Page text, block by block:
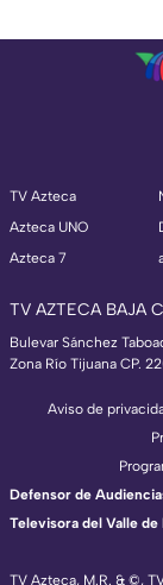
TV Azteca
Azteca UNO
Azteca 7
TV AZTECA BAJA
Bulevar Sánchez
Zona Río Tijuana CP.
TV Azteca, M.R. & ©,
Aviso de
Defensor de
Televisora del Valle